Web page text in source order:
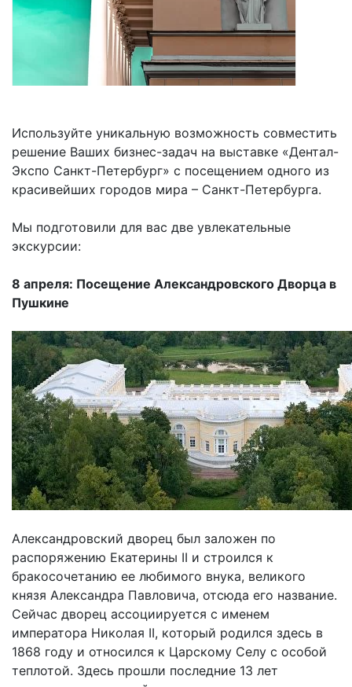
Используйте уникальную возможность совместить
решение Ваших бизнес-задач на выставке «Дентал-
Экспо Санкт-Петербург» с посещением одного из
красивейших городов мира – Санкт-Петербурга.
Мы подготовили для вас две увлекательные
экскурсии:
8 апреля: Посещение Александровского Дворца в
Пушкине
Александровский дворец был заложен по
распоряжению Екатерины II и строился к
бракосочетанию ее любимого внука, великого
князя Александра Павловича, отсюда его название.
Сейчас дворец ассоциируется с именем
императора Николая II, который родился здесь в
1868 году и относился к Царскому Селу с особой
теплотой. Здесь прошли последние 13 лет